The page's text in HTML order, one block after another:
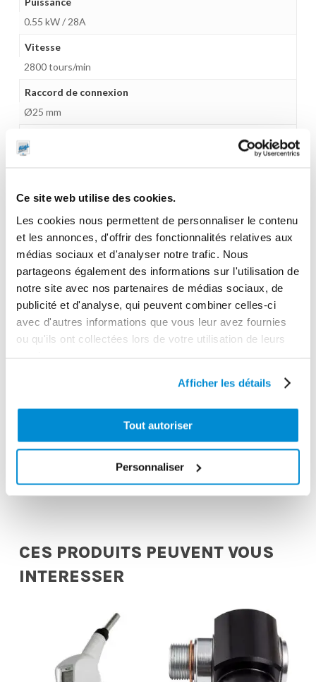
Ce site web utilise des cookies.
Les cookies nous permettent de personnaliser le contenu
et les annonces, d'offrir des fonctionnalités relatives aux
médias sociaux et d'analyser notre trafic. Nous
partageons également des informations sur l'utilisation de
notre site avec nos partenaires de médias sociaux, de
publicité et d'analyse, qui peuvent combiner celles-ci
avec d'autres informations que vous leur avez fournies
ou qu'ils ont collectées lors de votre utilisation de leurs
Afficher les détails
Tout autoriser
Personnaliser
0.55 kW / 28A
Vitesse
2800 tours/min
Raccord de connexion
Ø25 mm
NBR
Poignée
Gamme tarifaire
Unité d'emballage
1
Dimensions en cm (L × l × h)
40x30x30
Garantie
Gencode
CES PRODUITS PEUVENT VOUS
INTERESSER